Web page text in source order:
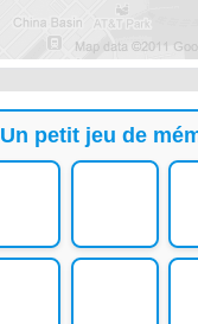
Un petit jeu de